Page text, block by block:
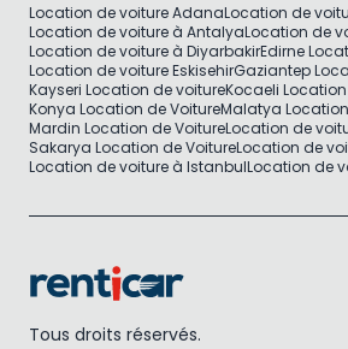
Location de voiture AdanaLocation de
Location de voiture à AntalyaLocation de
Location de voiture à DiyarbakirEdirne
Location de voiture EskisehirGaziantep
Kayseri Location de voitureKocaeli
Konya Location de VoitureMalatya
Mardin Location de VoitureLocation de
Sakarya Location de VoitureLocation de
Location de voiture à IstanbulLocation de
Tous droits réservés.